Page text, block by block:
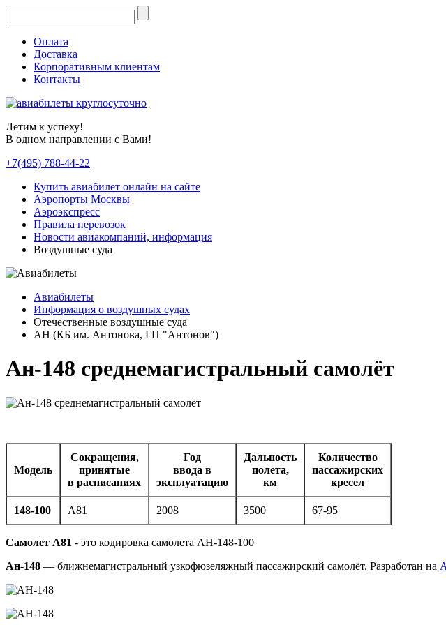
Оплата
Доставка
Корпоративным клиентам
Контакты
Летим к успеху!
В одном направлении с Вами!
+7(495) 788-44-22
Купить авиабилет онлайн на сайте
Аэропорты Москвы
Аэроэкспресс
Правила перевозок
Новости авиакомпаний, информация
Воздушные суда
Авиабилеты
Информация о воздушных судах
Отечественные воздушные суда
АН (КБ им. Антонова, ГП "Антонов")
Ан-148 среднемагистральный самолёт
Модель
Сокращения,
принятые
в расписаниях
Год
ввода в
эксплуатацию
Дальность
полета,
км
Количество
пассажирских
кресел
148-100 А81 2008 3500 67-95
Самолет А81 - это кодировка самолета АН-148-100
Ан-148 — ближнемагистральный узкофюзеляжный пассажирский самолёт. Разработан на